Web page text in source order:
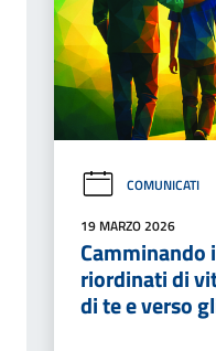
COMUNICATI
19 MARZO 2026
Camminando
riordinati di
di te e verso